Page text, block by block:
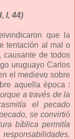
I, 44)
que la
tentación al mal o
causante de todos
uruguayo Carlos
el medievo sobre
aquella época :
a través de la
el pecado
se convirtió
bíblica permitía